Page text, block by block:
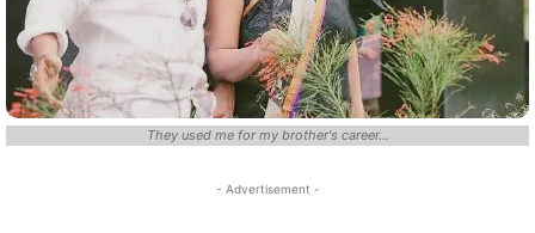
They used me for my brother's career...
- Advertisement -